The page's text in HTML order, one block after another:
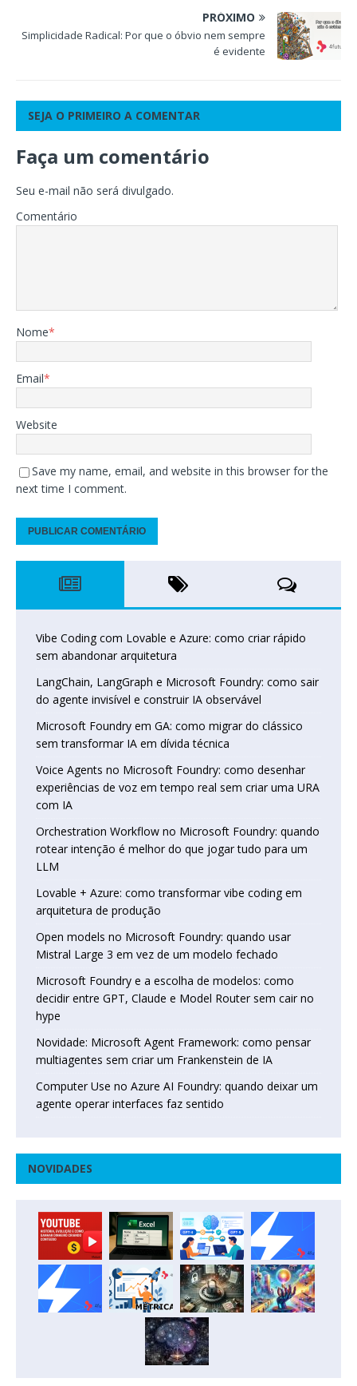
PRÓXIMO
Simplicidade Radical: Por que o óbvio nem sempre
é evidente
SEJA O PRIMEIRO A COMENTAR
Faça um comentário
Seu e-mail não será divulgado.
Comentário
Nome*
Email*
Website
Save my name, email, and website in this browser for the
next time I comment.
Vibe Coding com Lovable e Azure: como criar rápido
sem abandonar arquitetura
LangChain, LangGraph e Microsoft Foundry: como sair
do agente invisível e construir IA observável
Microsoft Foundry em GA: como migrar do clássico
sem transformar IA em dívida técnica
Voice Agents no Microsoft Foundry: como desenhar
experiências de voz em tempo real sem criar uma URA
com IA
Orchestration Workflow no Microsoft Foundry: quando
rotear intenção é melhor do que jogar tudo para um
LLM
Lovable + Azure: como transformar vibe coding em
arquitetura de produção
Open models no Microsoft Foundry: quando usar
Mistral Large 3 em vez de um modelo fechado
Microsoft Foundry e a escolha de modelos: como
decidir entre GPT, Claude e Model Router sem cair no
hype
Novidade: Microsoft Agent Framework: como pensar
multiagentes sem criar um Frankenstein de IA
Computer Use no Azure AI Foundry: quando deixar um
agente operar interfaces faz sentido
NOVIDADES